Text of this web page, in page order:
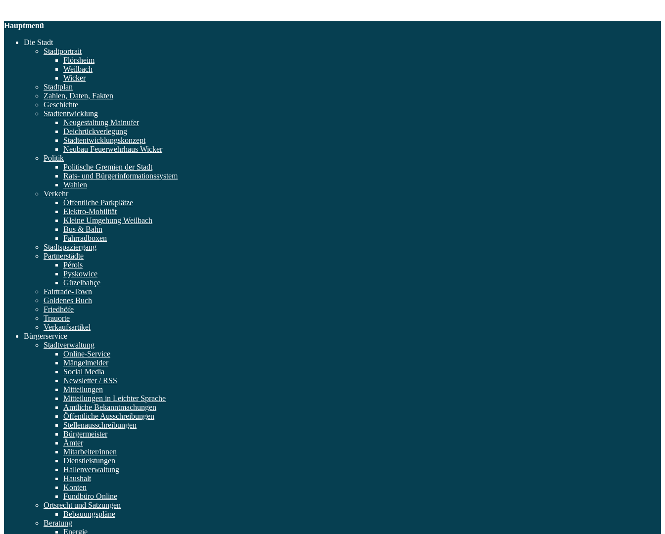
Hauptmenü
Die Stadt
Stadtportrait
Flörsheim
Weilbach
Wicker
Stadtplan
Zahlen, Daten, Fakten
Geschichte
Stadtentwicklung
Neugestaltung Mainufer
Deichrückverlegung
Stadtentwicklungskonzept
Neubau Feuerwehrhaus Wicker
Politik
Politische Gremien der Stadt
Rats- und Bürgerinformationssystem
Wahlen
Verkehr
Öffentliche Parkplätze
Elektro-Mobilität
Kleine Umgehung Weilbach
Bus & Bahn
Fahrradboxen
Stadtspaziergang
Partnerstädte
Pérols
Pyskowice
Güzelbahçe
Fairtrade-Town
Goldenes Buch
Friedhöfe
Trauorte
Verkaufsartikel
Bürgerservice
Stadtverwaltung
Online-Service
Mängelmelder
Social Media
Newsletter / RSS
Mitteilungen
Mitteilungen in Leichter Sprache
Amtliche Bekanntmachungen
Öffentliche Ausschreibungen
Stellenausschreibungen
Bürgermeister
Ämter
Mitarbeiter/innen
Dienstleistungen
Hallenverwaltung
Haushalt
Konten
Fundbüro Online
Ortsrecht und Satzungen
Bebauungspläne
Beratung
Energie